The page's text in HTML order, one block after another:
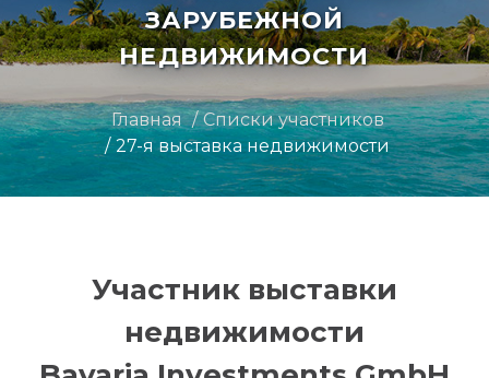
ЗАРУБЕЖНОЙ
НЕДВИЖИМОСТИ
Главная
Списки участников
27-я выставка недвижимости
Участник выставки
недвижимости